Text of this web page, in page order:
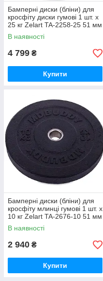
Бамперні диски (бліни) для
кросфіту диски гумові 1 шт. х
25 кг Zelart TA-2258-25 51 мм
В наявності
4 799 ₴
Купити
Бамперні диски (бліни) для
кросфіту млинці гумові 1 шт. х
10 кг Zelart TA-2676-10 51 мм
В наявності
2 940 ₴
Купити